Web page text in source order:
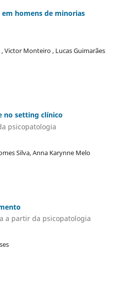
homens de minorias
Victor Monteiro , Lucas Guimarães
no setting clínico
psicopatologia
Silva, Anna Karynne Melo
a partir da psicopatologia